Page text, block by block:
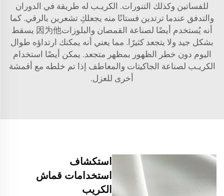
للفساتين وكذلك التنورات. الكريـب له طريقة في الدوران
والتدفق عندما ترتدين فستانًا منه يجعلكِ تشعرين بالرقي. كما
أنه يُستخدم أيضًا لصناعة القمصان والبلوزات因为他 يسقط
بشكل جيد ولا يتجعد كثيرًا. مما يعني أنه يمكنك ارتداؤه طوال
اليوم دون خطر الظهور بمظهر متجعد. يمكن أيضًا استخدام
الكريـب لصناعة الجاكيتات والمعاطف إذا تم خلطه مع أقمشة
أخرى للعزل.
استكشاف
استخدامات قماش
الكريب